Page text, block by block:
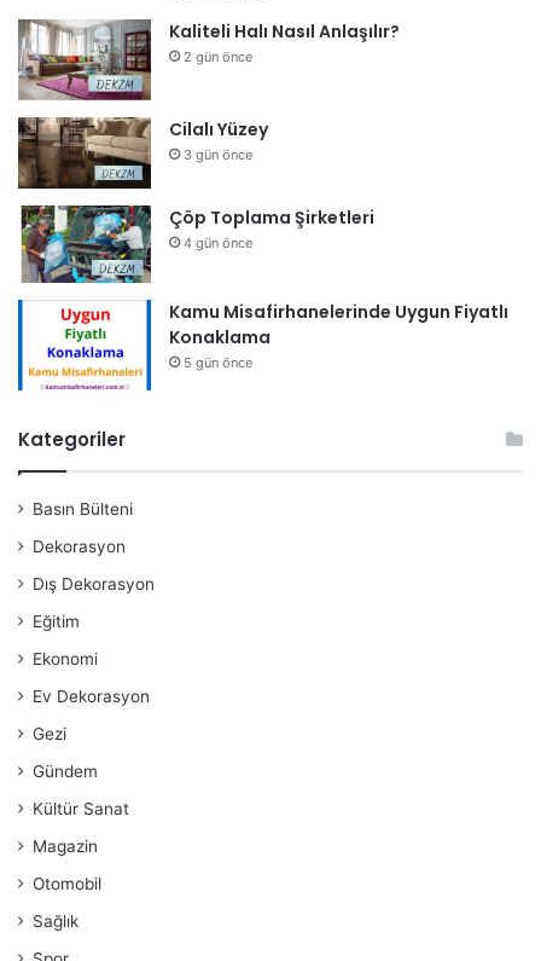
Kaliteli Halı Nasıl Anlaşılır?
2 gün önce
Cilalı Yüzey
3 gün önce
Çöp Toplama Şirketleri
4 gün önce
Kamu Misafirhanelerinde Uygun Fiyatlı
Konaklama
5 gün önce
Kategoriler
Basın Bülteni
Dekorasyon
Dış Dekorasyon
Eğitim
Ekonomi
Ev Dekorasyon
Gezi
Gündem
Kültür Sanat
Magazin
Otomobil
Sağlık